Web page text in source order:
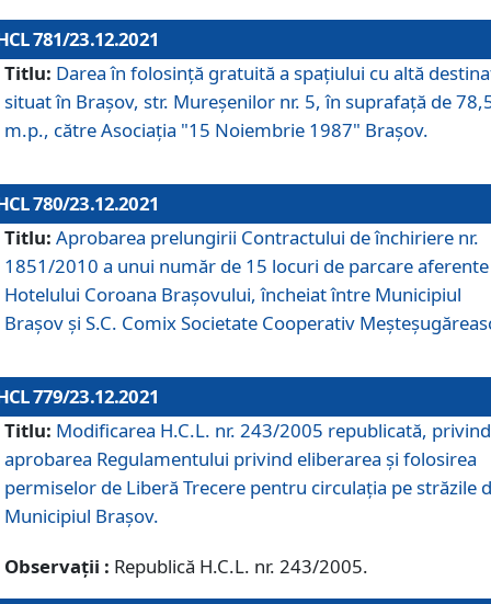
781/23.12.2021
Titlu: Darea în folosinţă gratuită a spaţiului cu altă
situat în Braşov, str. Mureşenilor nr. 5, în suprafaţă de
m.p., către Asociaţia "15 Noiembrie 1987" Braşov.
780/23.12.2021
Titlu: Aprobarea prelungirii Contractului de închiriere nr.
1851/2010 a unui număr de 15 locuri de parcare aferente
Hotelului Coroana Brașovului, încheiat între Municipiul
Braşov şi S.C. Comix Societate Cooperativ
779/23.12.2021
Titlu: Modificarea H.C.L. nr. 243/2005 republicată, privind
aprobarea Regulamentului privind eliberarea şi folosirea
permiselor de Liberă Trecere pentru circulația pe străzile
Municipiul Braşov.
Observații : Republică H.C.L. nr. 243/2005.